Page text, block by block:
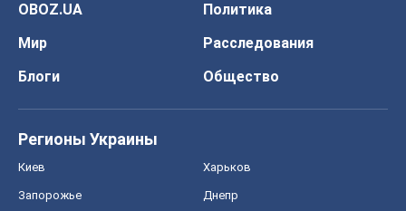
OBOZ.UA
Политика
Мир
Расследования
Блоги
Общество
Регионы Украины
Киев Харьков
Запорожье Днепр